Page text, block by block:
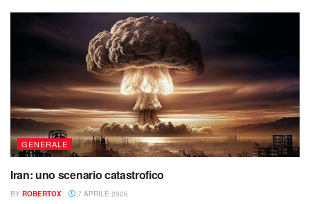
GENERALE
Iran: uno scenario catastrofico
BY ROBERTOX 7 APRILE 2026